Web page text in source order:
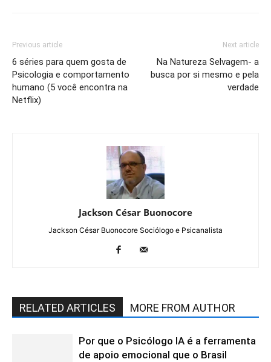
Previous article
6 séries para quem gosta de
Psicologia e comportamento
humano (5 você encontra na
Netflix)
Next article
Na Natureza Selvagem- a
busca por si mesmo e pela
verdade
Jackson César Buonocore
Jackson César Buonocore Sociólogo e Psicanalista
RELATED ARTICLES MORE FROM AUTHOR
Por que o Psicólogo IA é a ferramenta
de apoio emocional que o Brasil